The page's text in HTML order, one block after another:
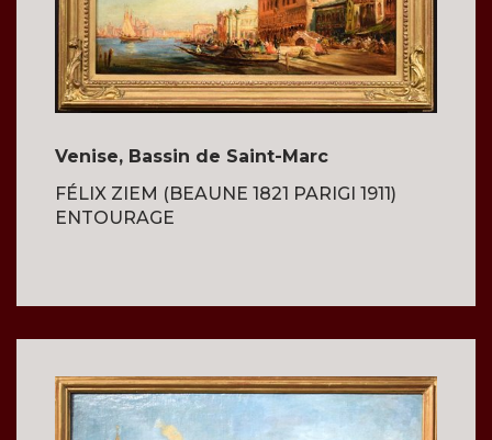
Venise, Bassin de Saint-Marc
FÉLIX ZIEM (BEAUNE 1821 PARIGI 1911)
ENTOURAGE